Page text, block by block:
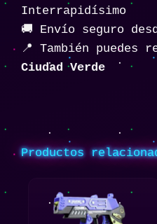
Interrapidísimo
🚚 Envío seguro
📍 También puedes
Ciudad Verde
Productos